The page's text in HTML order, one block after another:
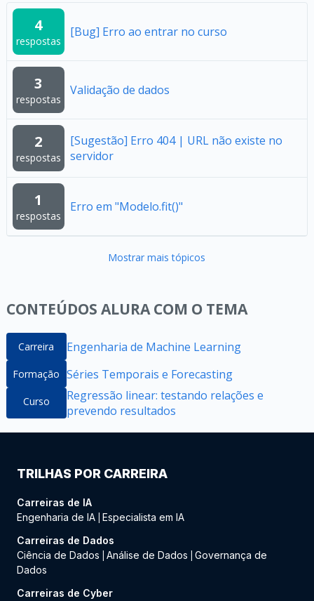
4
respostas
[Bug] Erro ao entrar no curso
3
respostas
Validação de dados
2
respostas
[Sugestão] Erro 404 | URL não existe no
servidor
1
respostas
Erro em "Modelo.fit()"
Mostrar mais tópicos
CONTEÚDOS ALURA COM O TEMA
Carreira Engenharia de Machine Learning
Formação Séries Temporais e Forecasting
Curso
Regressão linear: testando relações e
prevendo resultados
TRILHAS POR CARREIRA
Carreiras de IA
Engenharia de IA Especialista em IA
Carreiras de Dados
Ciência de Dados
Análise de Dados
Governança de
Dados
Carreiras de Cyber